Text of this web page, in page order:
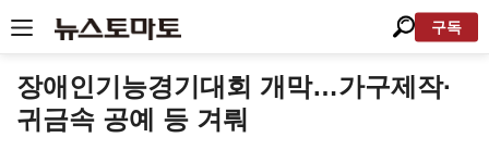
구독
장애인기능경기대회 개막…가구제작·
귀금속 공예 등 겨뤄